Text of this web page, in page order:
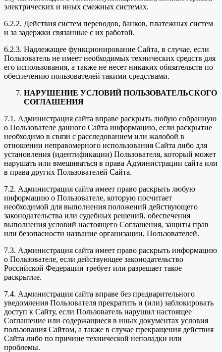
электрических и иных смежных системах.
6.2.2. Действия систем переводов, банков, платежных систем
и за задержки связанные с их работой.
6.2.3. Надлежащее функционирование Сайта, в случае, если
Пользователь не имеет необходимых технических средств для
его использования, а также не несет никаких обязательств по
обеспечению пользователей такими средствами.
НАРУШЕНИЕ УСЛОВИЙ ПОЛЬЗОВАТЕЛЬСКОГО
СОГЛАШЕНИЯ
7.1. Администрация сайта вправе раскрыть любую собранную
о Пользователе данного Сайта информацию, если раскрытие
необходимо в связи с расследованием или жалобой в
отношении неправомерного использования Сайта либо для
установления (идентификации) Пользователя, который может
нарушать или вмешиваться в права Администрации сайта или
в права других Пользователей Сайта.
7.2. Администрация сайта имеет право раскрыть любую
информацию о Пользователе, которую посчитает
необходимой для выполнения положений действующего
законодательства или судебных решений, обеспечения
выполнения условий настоящего Соглашения, защиты прав
или безопасности название организации, Пользователей.
7.3. Администрация сайта имеет право раскрыть информацию
о Пользователе, если действующее законодательство
Российской Федерации требует или разрешает такое
раскрытие.
7.4. Администрация сайта вправе без предварительного
уведомления Пользователя прекратить и (или) заблокировать
доступ к Сайту, если Пользователь нарушил настоящее
Соглашение или содержащиеся в иных документах условия
пользования Сайтом, а также в случае прекращения действия
Сайта либо по причине технической неполадки или
проблемы.